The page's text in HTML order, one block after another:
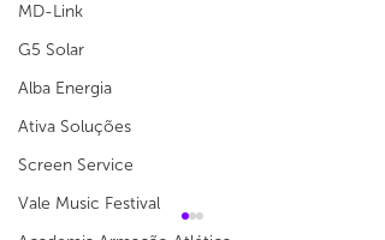
MD-Link
G5 Solar
Alba Energia
Ativa Soluções
Screen Service
Vale Music Festival